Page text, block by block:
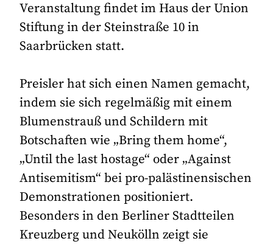
Veranstaltung findet im Haus der Union
Stiftung in der Steinstraße 10 in
Saarbrücken statt.
Preisler hat sich einen Namen gemacht,
indem sie sich regelmäßig mit einem
Blumenstrauß und Schildern mit
Botschaften wie „Bring them home“,
„Until the last hostage“ oder „Against
Antisemitism“ bei pro-palästinensischen
Demonstrationen positioniert.
Besonders in den Berliner Stadtteilen
Kreuzberg und Neukölln zeigt sie